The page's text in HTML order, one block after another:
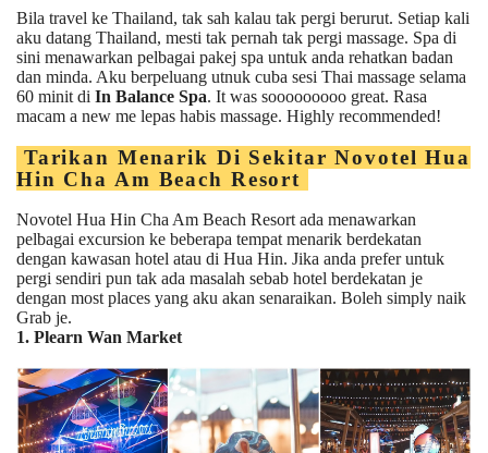
Bila travel ke Thailand, tak sah kalau tak pergi berurut. Setiap kali
aku datang Thailand, mesti tak pernah tak pergi massage. Spa di
sini menawarkan pelbagai pakej spa untuk anda rehatkan badan
dan minda. Aku berpeluang utnuk cuba sesi Thai massage selama
60 minit di In Balance Spa. It was sooooooooo great. Rasa
macam a new me lepas habis massage. Highly recommended!
Tarikan Menarik Di Sekitar Novotel Hua
Hin Cha Am Beach Resort
Novotel Hua Hin Cha Am Beach Resort ada menawarkan
pelbagai excursion ke beberapa tempat menarik berdekatan
dengan kawasan hotel atau di Hua Hin. Jika anda prefer untuk
pergi sendiri pun tak ada masalah sebab hotel berdekatan je
dengan most places yang aku akan senaraikan. Boleh simply naik
Grab je.
1. Plearn Wan Market